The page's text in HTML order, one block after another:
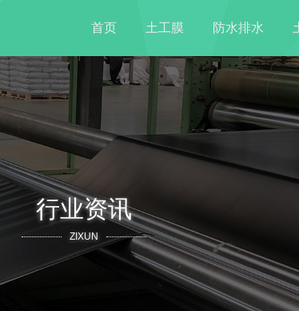
首页 土工膜 防水排水
行业资讯
ZIXUN